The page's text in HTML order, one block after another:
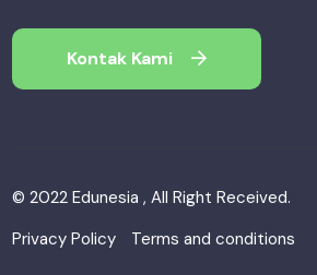
Kontak Kami
© 2022 Edunesia , All Right Received.
Privacy Policy
Terms and conditions